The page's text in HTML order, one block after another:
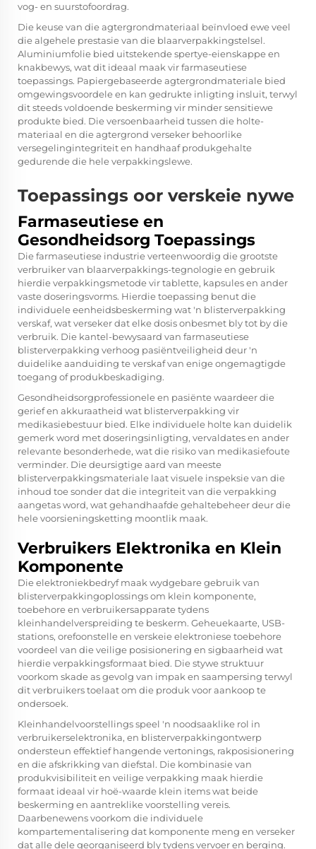
vog- en suurstofoordrag.
Die keuse van die agtergrondmateriaal beïnvloed ewe veel
die algehele prestasie van die blaarverpakkingstelsel.
Aluminiumfolie bied uitstekende spertye-eienskappe en
knakbewys, wat dit ideaal maak vir farmaseutiese
toepassings. Papiergebaseerde agtergrondmateriale bied
omgewingsvoordele en kan gedrukte inligting insluit, terwyl
dit steeds voldoende beskerming vir minder sensitiewe
produkte bied. Die versoenbaarheid tussen die holte-
materiaal en die agtergrond verseker behoorlike
versegelingintegriteit en handhaaf produkgehalte
gedurende die hele verpakkingslewe.
Toepassings oor verskeie nywe
Farmaseutiese en
Gesondheidsorg Toepassings
Die farmaseutiese industrie verteenwoordig die grootste
verbruiker van blaarverpakkings-tegnologie en gebruik
hierdie verpakkingsmetode vir tablette, kapsules en ander
vaste doseringsvorms. Hierdie toepassing benut die
individuele eenheidsbeskerming wat 'n blisterverpakking
verskaf, wat verseker dat elke dosis onbesmet bly tot by die
verbruik. Die kantel-bewysaard van farmaseutiese
blisterverpakking verhoog pasiëntveiligheid deur 'n
duidelike aanduiding te verskaf van enige ongemagtigde
toegang of produkbeskadiging.
Gesondheidsorgprofessionele en pasiënte waardeer die
gerief en akkuraatheid wat blisterverpakking vir
medikasiebestuur bied. Elke individuele holte kan duidelik
gemerk word met doseringsinligting, vervaldates en ander
relevante besonderhede, wat die risiko van medikasiefoute
verminder. Die deursigtige aard van meeste
blisterverpakkingsmateriale laat visuele inspeksie van die
inhoud toe sonder dat die integriteit van die verpakking
aangetas word, wat gehandhaafde gehaltebeheer deur die
hele voorsieningsketting moontlik maak.
Verbruikers Elektronika en Klein
Komponente
Die elektroniekbedryf maak wydgebare gebruik van
blisterverpakkingoplossings om klein komponente,
toebehore en verbruikersapparate tydens
kleinhandelverspreiding te beskerm. Geheuekaarte, USB-
stations, orefoonstelle en verskeie elektroniese toebehore
voordeel van die veilige posisionering en sigbaarheid wat
hierdie verpakkingsformaat bied. Die stywe struktuur
voorkom skade as gevolg van impak en saampersing terwyl
dit verbruikers toelaat om die produk voor aankoop te
ondersoek.
Kleinhandelvoorstellings speel 'n noodsaaklike rol in
verbruikerselektronika, en blisterverpakkingontwerp
ondersteun effektief hangende vertonings, rakposisionering
en die afskrikking van diefstal. Die kombinasie van
produkvisibiliteit en veilige verpakking maak hierdie
formaat ideaal vir hoë-waarde klein items wat beide
beskerming en aantreklike voorstelling vereis.
Daarbenewens voorkom die individuele
kompartementalisering dat komponente meng en verseker
dat alle dele georganiseerd bly tydens vervoer en berging.